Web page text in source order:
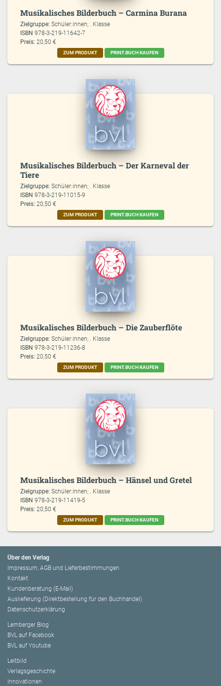
Musikalisches Bilderbuch – Carmina Burana
Zielgruppe:Schüler:innen; . Klasse
ISBN978-3-219-11642-7
Preis: 20,50 €
ZUM PRODUKT PRINT.BUCH KAUFEN
Musikalisches Bilderbuch – Der Karneval der
Tiere
Zielgruppe:Schüler:innen; . Klasse
ISBN978-3-219-11015-9
Preis: 20,50 €
ZUM PRODUKT PRINT.BUCH KAUFEN
Musikalisches Bilderbuch – Die Zauberflöte
Zielgruppe:Schüler:innen; . Klasse
ISBN978-3-219-11236-8
Preis: 20,50 €
ZUM PRODUKT PRINT.BUCH KAUFEN
Musikalisches Bilderbuch – Hänsel und Gretel
Zielgruppe:Schüler:innen; . Klasse
ISBN978-3-219-11419-5
Preis: 20,50 €
ZUM PRODUKT PRINT.BUCH KAUFEN
Über den Verlag
Impressum, AGB und Lieferbestimmungen
Kontakt
Kundenberatung (E-Mail)
Auslieferung (Direktbestellung für den Buchhandel)
Datenschutzerklärung
Lemberger Blog
BVL auf Facebook
BVL auf Youtube
Leitbild
Verlagsgeschichte
Innovationen